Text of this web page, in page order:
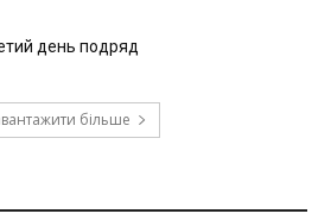
день подряд
більше